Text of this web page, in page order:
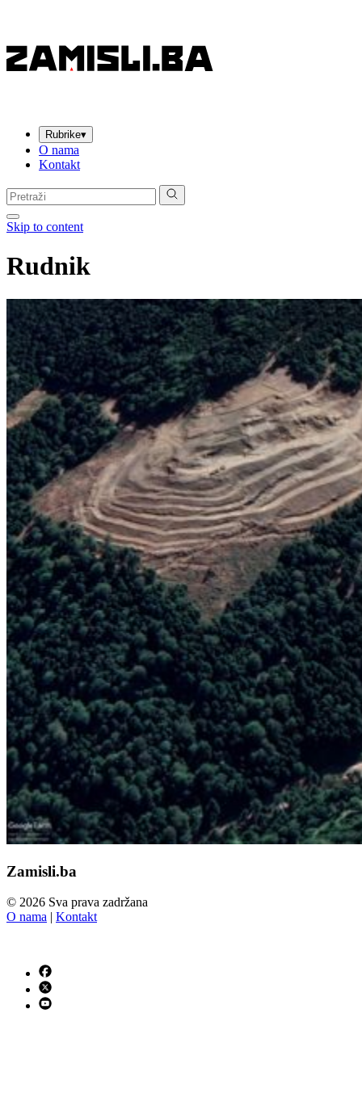
Rubrike▾
O nama
Kontakt
Pretraga:
Skip to content
Rudnik
Zamisli.ba
© 2026 Sva prava zadržana
O nama | Kontakt